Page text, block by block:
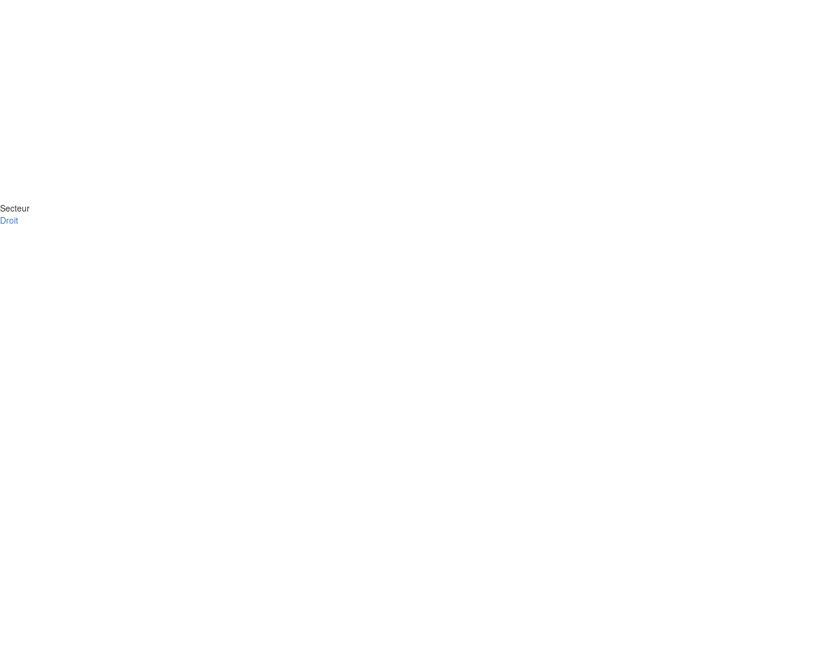
Secteur
Droit